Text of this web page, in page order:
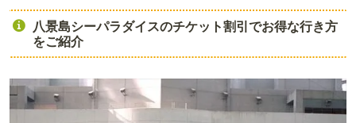
八景島シーパラダイスのチケット割引でお得な行き方
をご紹介